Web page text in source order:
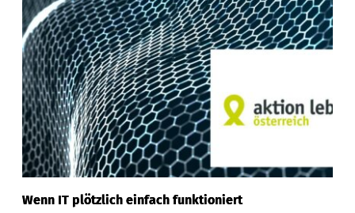
Wenn IT plötzlich einfach funktioniert